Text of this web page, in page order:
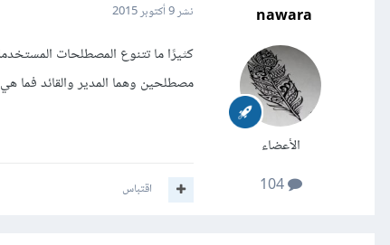
nawara
الأعضاء
104
نشر9 أكتوبر 2015
كثيرًا ما تتنوع المصطلحات
مصطلحين وهما المدير والقائد فما
اقتباس